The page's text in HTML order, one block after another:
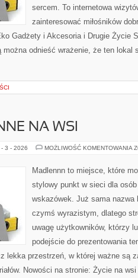
sercem. To internetowa
zainteresować miłośników
Gadżety i Akcesoria i Drugie Życie
odnieść wrażenie, że ten lokal
NA WSI
- 3 - 2026 MOŻLIWOŚĆ KOMENTOWANIA
Madlennn to miejsce, które
stylowy punkt w sieci dla
wskazówek. Już sama nazwa
czymś wyrazistym, dlatego
uwagę użytkowników, którzy
podejście do prezentowania
lekka przestrzeń, w której ważne są
Nowości na stronie: Życie na